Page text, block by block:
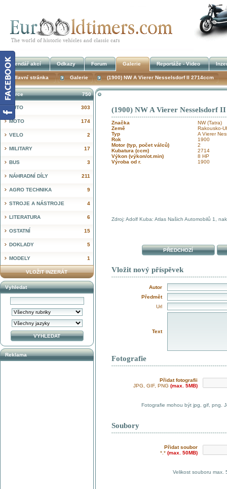
(1900) NW A Vierer Nesselsdorf
Značka
NW (Tatra)
Země
Rakousko-
Typ
A Vierer
Rok
1900
Motor (typ, počet válců)
2
Kubatura (ccm)
2714
Výkon (výkon/ot.min)
8 HP
Výroba od r.
1900
Zdroj: Adolf Kuba: Atlas Našich Automobilů 1,
PŘEDCHOZÍ
Vložit nový příspěvek
Autor
Předmět
Url
Text
Fotografie
Přidat fotografii
JPG, GIF, PNG (max. 5MB)
Fotografie mohou být jpg, gif, png.
Soubory
Přidat soubor
*.* (max. 50MB)
Velikost souboru max.
750
Inzerce
303
AUTO
174
MOTO
2
VELO
17
MILITARY
3
BUS
211
NÁHRADNÍ DÍLY
9
AGRO TECHNIKA
4
STROJE A NÁSTROJE
6
LITERATURA
15
OSTATNÍ
5
DOKLADY
1
MODELY
VLOŽIT INZERÁT
Vyhledat
Reklama
Kalendář akcí Odkazy Forum Galerie Reportáže - Video
Hlavní stránka Galerie (1900) NW A Vierer Nesselsdorf II 2714ccm